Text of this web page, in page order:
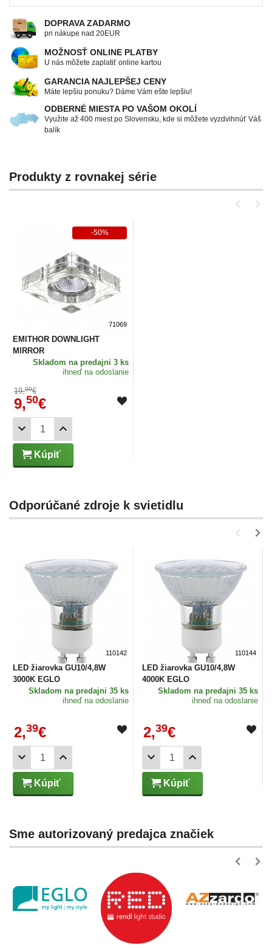
DOPRAVA ZADARMO
pri nákupe nad 20EUR
MOŽNOSŤ ONLINE PLATBY
U nás môžete zaplatiť online kartou
GARANCIA NAJLEPŠEJ CENY
Máte lepšiu ponuku? Dáme Vám ešte lepšiu!
ODBERNÉ MIESTA PO VAŠOM OKOLÍ
Využite až 400 miest po Slovensku, kde si môžete vyzdvihnúť Váš
balík
Produkty z rovnakej série
71069
EMITHOR DOWNLIGHT
MIRROR
Skladom na predajni 3 ks
ihneď na odoslanie
19,00€
9,50€
Kúpiť
-50%
Odporúčané zdroje k svietidlu
110142
LED žiarovka GU10/4,8W
3000K EGLO
Skladom na predajni 35 ks
ihneď na odoslanie
2,39€
Kúpiť
110144
LED žiarovka GU10/4,8W
4000K EGLO
Skladom na predajni 35 ks
ihneď na odoslanie
2,39€
Kúpiť
Sme autorizovaný predajca značiek